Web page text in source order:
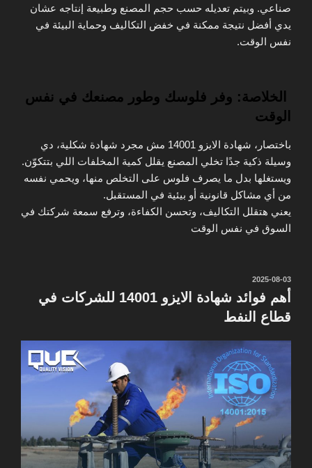
صناعي. وبيتم تعديله حسب حجم المصنع وطبيعة إنتاجه عشان
يدي أفضل نتيجة ممكنة في خفض التكاليف وحماية البيئة في
نفس الوقت.
الخلاصة: وفر فلوسك وطور مصنعك في نفس
الوقت
باختصار، شهادة الايزو 14001
مش مجرد شهادة شكلية، دي
وسيلة ذكية جدًا تخلي المصنع يقلل كمية المخلفات اللي بتتكوّن.
ويستغلها بدل ما يصرف فلوس على التخلص منها، ويحمي نفسه
من أي مشاكل قانونية أو بيئية في المستقبل.
يعني هتقلل التكاليف، وتحسن الكفاءة، وترفع سمعة شركتك في
السوق في نفس الوقت
نُشر
في
2025-08-03
أهم فوائد شهادة الايزو 14001 للشركات في
قطاع النفط